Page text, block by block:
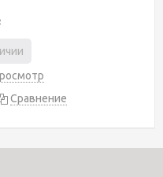
Сравнение